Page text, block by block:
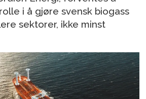
i å gjøre svensk biogass
sektorer, ikke minst